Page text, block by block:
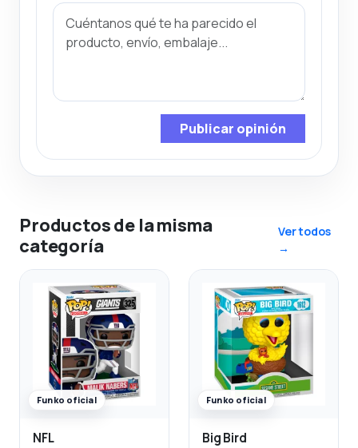
Publicar opinión
Productos de la misma
categoría
Ver todos
→
Funko oficial
NFL
Funko oficial
Big Bird